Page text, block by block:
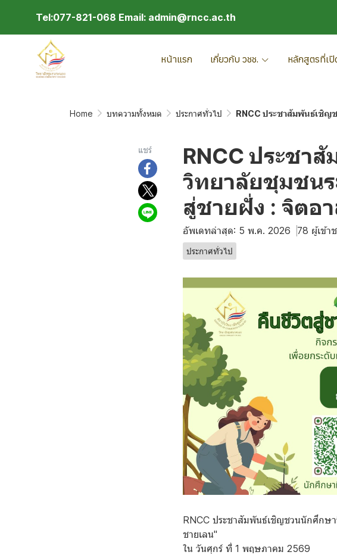
Tel:077-821-068 Email: admin@rncc.ac.th
หน้าแรก เกี่ยวกับ วชช. หลักสูตรที่เ
Home บทความทั้งหมด ประกาศทั่วไป RNCC ประชาสัมพันธ์เชิญ
แชร์
RNCC ประชา
วิทยาลัยชุมชนร
สู่ชายฝั่ง : จิตอ
อัพเดทล่าสุด: 5 พ.ค. 2026 78 ผู้เข้า
ประกาศทั่วไป
RNCC ประชาสัมพันธ์เชิญชวนนักศึกษ
ชายเลน"
ใน วันศุกร์ ที่ 1 พฤษภาคม 2569